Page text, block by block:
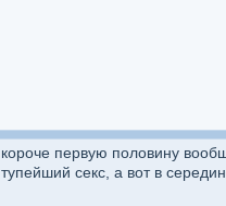
короче первую половину
тупейший секс, а вот в